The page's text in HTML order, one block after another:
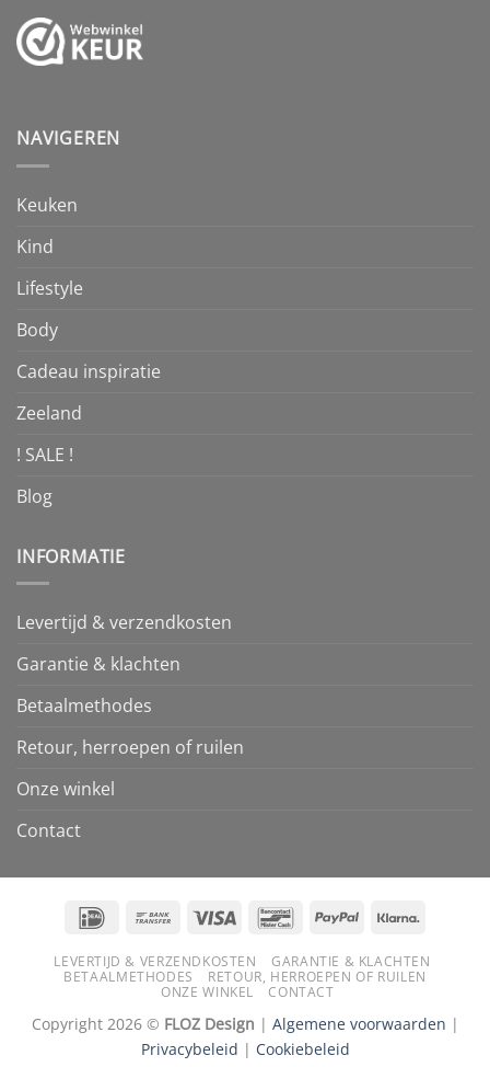
NAVIGEREN
Keuken
Kind
Lifestyle
Body
Cadeau inspiratie
Zeeland
! SALE !
Blog
INFORMATIE
Levertijd & verzendkosten
Garantie & klachten
Betaalmethodes
Retour, herroepen of ruilen
Onze winkel
Contact
IDeal
Bank
Visa BancontactPayPal Klarna
LEVERTIJD & VERZENDKOSTEN
GARANTIE & KLACHTEN
BETAALMETHODES
RETOUR, HERROEPEN OF RUILEN
ONZE WINKEL
CONTACT
Copyright 2026 © FLOZ Design | Algemene voorwaarden |
Privacybeleid | Cookiebeleid